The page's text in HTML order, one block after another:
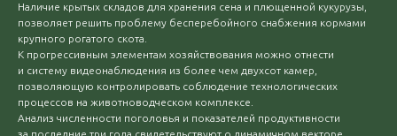
Наличие крытых складов для хранения сена и плющенной кукурузы,
позволяет решить проблему бесперебойного снабжения кормами
крупного рогатого скота.
К прогрессивным элементам хозяйствования можно отнести
и систему видеонаблюдения из более чем двухсот камер,
позволяющую контролировать соблюдение технологических
процессов на животноводческом комплексе.
Анализ численности поголовья и показателей продуктивности